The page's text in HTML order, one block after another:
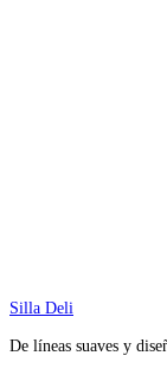
Silla Deli
De líneas suaves y